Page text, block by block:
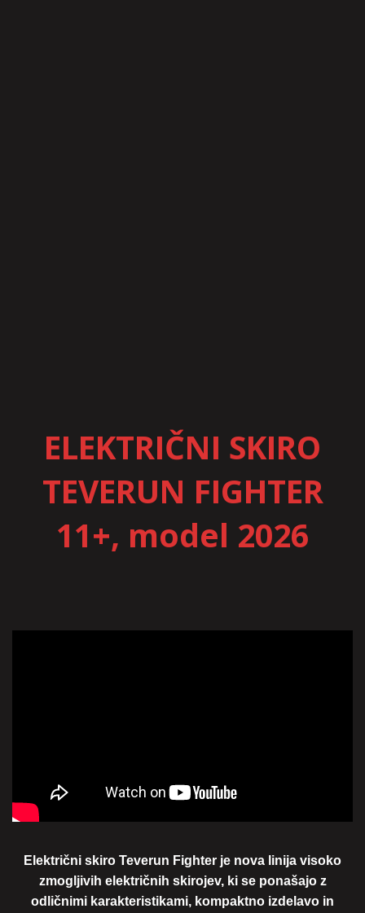
ELEKTRIČNI SKIRO
TEVERUN FIGHTER
11+, model 2026
Električni skiro Teverun Fighter je nova linija visoko
zmogljivih električnih skirojev, ki se ponašajo z
odličnimi karakteristikami, kompaktno izdelavo in